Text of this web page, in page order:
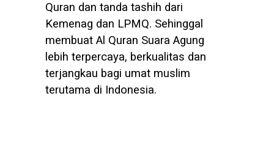
Quran dan tanda tashih dari
Kemenag dan LPMQ. Sehinggal
membuat Al Quran Suara Agung
lebih terpercaya, berkualitas dan
terjangkau bagi umat muslim
terutama di Indonesia.